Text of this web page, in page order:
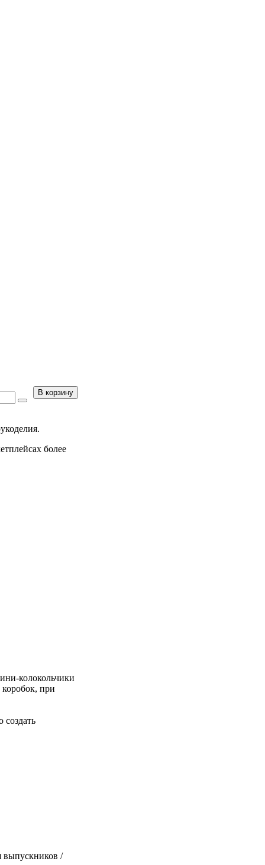
В корзину
более
колокольчики
при
выпускников /